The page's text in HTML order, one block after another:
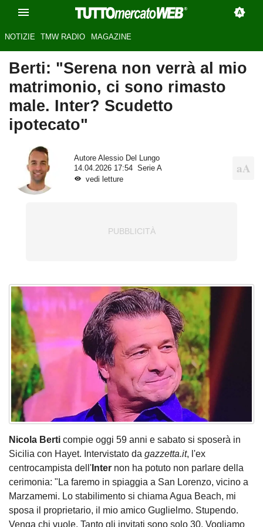
NOTIZIE TMW RADIO MAGAZINE
Berti: "Serena non verrà al mio
matrimonio, ci sono rimasto
male. Inter? Scudetto
ipotecato"
Autore Alessio Del Lungo
14.04.2026 17:54
Serie A
vedi letture
Nicola Berti compie oggi 59 anni e sabato si sposerà in
Sicilia con Hayet. Intervistato da gazzetta.it, l'ex
centrocampista dell' Inter non ha potuto non parlare della
cerimonia: "La faremo in spiaggia a San Lorenzo, vicino a
Marzamemi. Lo stabilimento si chiama Agua Beach, mi
sposa il proprietario, il mio amico Guglielmo. Stupendo.
Venga chi vuole. Tanto gli invitati sono solo 30. Vogliamo